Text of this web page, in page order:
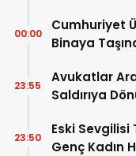
Cumhuriyet
Binaya
00:00
Avukatlar
Saldırıya
23:55
Eski
Genç Kadın
23:50